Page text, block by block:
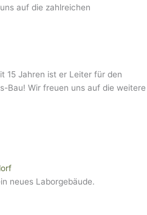
auf die zahlreichen
15 Jahren ist er Leiter für den
Bau! Wir freuen uns auf die weitere
neues Laborgebäude.